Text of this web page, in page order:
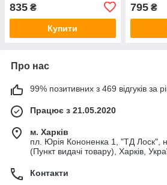
компл.2шт (АВТО-СОЮЗ
88) 11-3703210-17
835 ₴
Купити
(АВТО-
795₴
Про нас
99% позитивних з 469 відгуків за
Працює з 21.05.2020
м. Харків
пл. Юрія Кононенка 1, "ТД Лоск",
(Пункт видачі товару), Харків,
Контакти